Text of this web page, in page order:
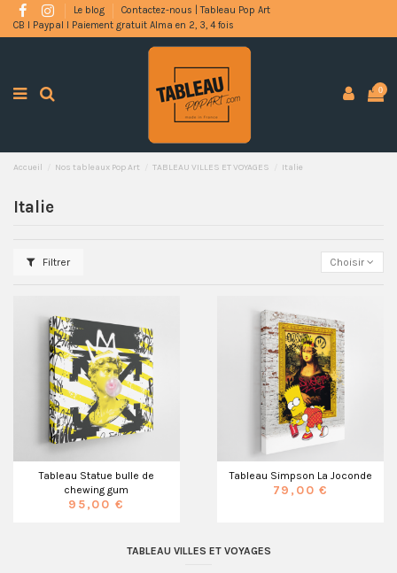
Le blog
Contactez-nous | Tableau Pop Art
CB l Paypal l Paiement gratuit Alma en 2, 3, 4 fois
0
Accueil Nos tableaux Pop Art TABLEAU VILLES ET VOYAGES Italie
Italie
Filtrer Choisir
Tableau Statue bulle de
chewing gum
95,00 €
Tableau Simpson La Joconde
79,00 €
TABLEAU VILLES ET VOYAGES